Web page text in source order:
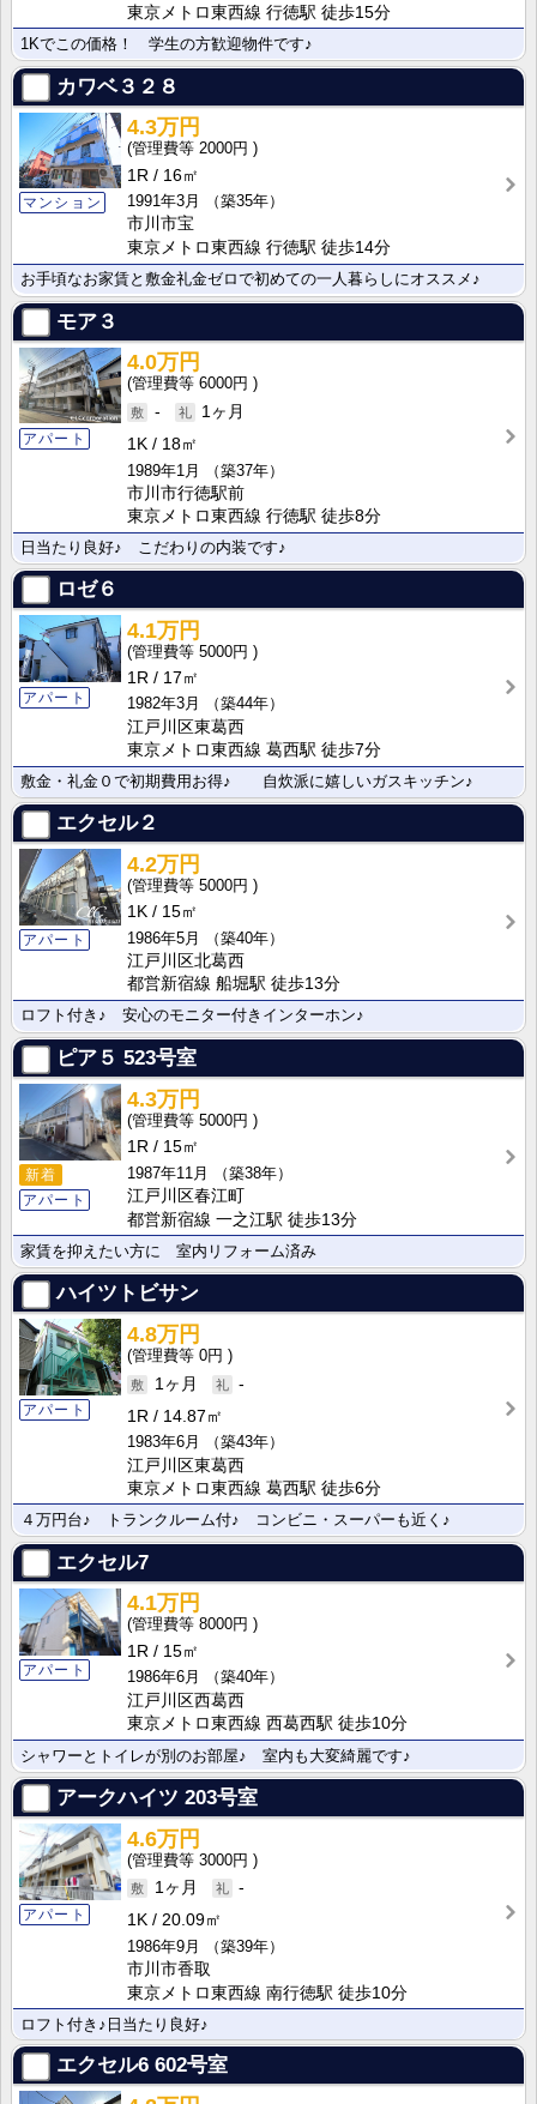
東京メトロ東西線 行徳駅 徒歩15分
1Kでこの価格！ 学生の方歓迎物件です♪
カワベ３２８
マンション
4.3万円
2000円
1R
16㎡
1991年3月
（築35年）
市川市宝
東京メトロ東西線 行徳駅 徒歩14分
お手頃なお家賃と敷金礼金ゼロで初めての一人暮らしにオススメ♪
モア３
アパート
4.0万円
6000円
-
1ヶ月
1K
18㎡
1989年1月
（築37年）
市川市行徳駅前
東京メトロ東西線 行徳駅 徒歩8分
日当たり良好♪ こだわりの内装です♪
ロゼ６
アパート
4.1万円
5000円
1R
17㎡
1982年3月
（築44年）
江戸川区東葛西
東京メトロ東西線 葛西駅 徒歩7分
敷金・礼金０で初期費用お得♪ 自炊派に嬉しいガスキッチン♪
エクセル２
アパート
4.2万円
5000円
1K
15㎡
1986年5月
（築40年）
江戸川区北葛西
都営新宿線 船堀駅 徒歩13分
ロフト付き♪ 安心のモニター付きインターホン♪
ピア５ 523号室
新着
アパート
4.3万円
5000円
1R
15㎡
1987年11月
（築38年）
江戸川区春江町
都営新宿線 一之江駅 徒歩13分
家賃を抑えたい方に 室内リフォーム済み
ハイツトビサン
アパート
4.8万円
0円
1ヶ月
-
1R
14.87㎡
1983年6月
（築43年）
江戸川区東葛西
東京メトロ東西線 葛西駅 徒歩6分
４万円台♪ トランクルーム付♪ コンビニ・スーパーも近く♪
エクセル7
アパート
4.1万円
8000円
1R
15㎡
1986年6月
（築40年）
江戸川区西葛西
東京メトロ東西線 西葛西駅 徒歩10分
シャワーとトイレが別のお部屋♪ 室内も大変綺麗です♪
アークハイツ 203号室
アパート
4.6万円
3000円
1ヶ月
-
1K
20.09㎡
1986年9月
（築39年）
市川市香取
東京メトロ東西線 南行徳駅 徒歩10分
ロフト付き♪日当たり良好♪
エクセル6 602号室